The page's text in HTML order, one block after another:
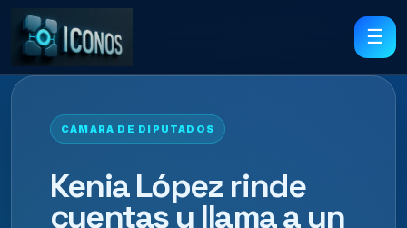
☰
CÁMARA DE DIPUTADOS
Kenia López rinde
cuentas y llama a un